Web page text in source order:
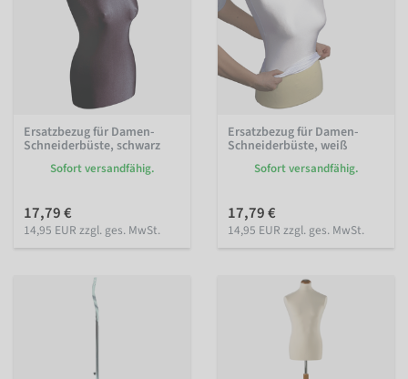
Ersatzbezug für Damen-
Schneiderbüste, schwarz
Sofort versandfähig.
17,79 €
14,95 EUR zzgl. ges. MwSt.
Ersatzbezug für Damen-
Schneiderbüste, weiß
Sofort versandfähig.
17,79 €
14,95 EUR zzgl. ges. MwSt.